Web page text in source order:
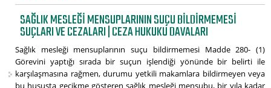
SAĞLIK MESLEĞI MENSUPLARININ SUÇU BILDIRMEMESI
SUÇLARI VE CEZALARI | CEZA HUKUKU DAVALARI
Sağlık mesleği mensuplarının suçu bildirmemesi Madde 280- (1)
Görevini yaptığı sırada bir suçun işlendiği yönünde bir belirti ile
karşılaşmasına rağmen, durumu yetkili makamlara bildirmeyen veya
bu hususta gecikme gösteren sağlık mesleği mensubu, bir yıla kadar